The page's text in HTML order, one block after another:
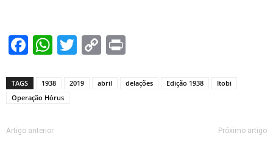
Facebook
WhatsApp
TwitterCopy
TAGS 1938 2019 abril delações Edição 1938
Itobi
Operação Hórus
Artigo anterior Próximo artigo